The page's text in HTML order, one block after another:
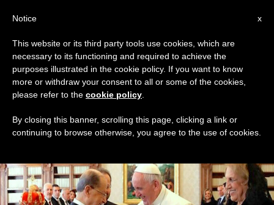
DAY
March 16th, 2017
DERNIÈRES NOUVELLES
x
Notice
This website or its third party tools use cookies, which are
necessary to its functioning and required to achieve the
purposes illustrated in the cookie policy. If you want to know
more or withdraw your consent to all or some of the cookies,
please refer to the cookie policy
By closing this banner, scrolling this page, clicking a link or
continuing to browse otherwise, you agree to the use of cookies.